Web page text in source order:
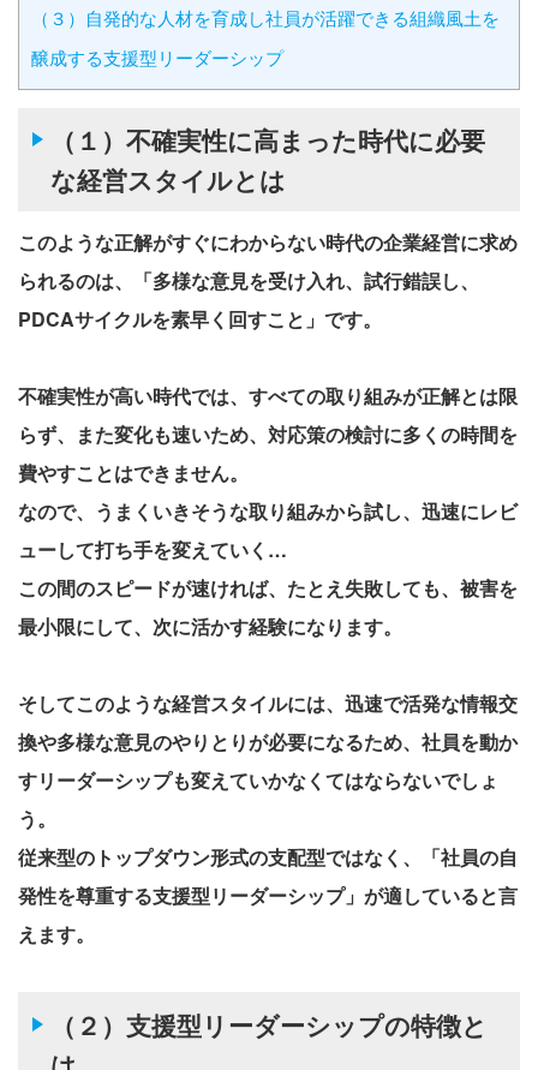
（３）自発的な人材を育成し社員が活躍できる組織風土を
醸成する支援型リーダーシップ
（１）不確実性に高まった時代に必要
な経営スタイルとは
このような正解がすぐにわからない時代の企業経営に求め
られるのは、「多様な意見を受け入れ、試行錯誤し、
PDCAサイクルを素早く回すこと」です。
不確実性が高い時代では、すべての取り組みが正解とは限
らず、また変化も速いため、対応策の検討に多くの時間を
費やすことはできません。
なので、うまくいきそうな取り組みから試し、迅速にレビ
ューして打ち手を変えていく…
この間のスピードが速ければ、たとえ失敗しても、被害を
最小限にして、次に活かす経験になります。
そしてこのような経営スタイルには、迅速で活発な情報交
換や多様な意見のやりとりが必要になるため、社員を動か
すリーダーシップも変えていかなくてはならないでしょ
う。
従来型のトップダウン形式の支配型ではなく、「社員の自
発性を尊重する支援型リーダーシップ」が適していると言
えます。
（２）支援型リーダーシップの特徴と